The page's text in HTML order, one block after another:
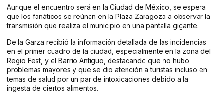
Aunque el encuentro será en la Ciudad de México, se espera
que los fanáticos se reúnan en la Plaza Zaragoza a observar la
transmisión que realiza el municipio en una pantalla gigante.
De la Garza recibió la información detallada de las incidencias
en el primer cuadro de la ciudad, especialmente en la zona del
Regio Fest, y el Barrio Antiguo, destacando que no hubo
problemas mayores y que se dio atención a turistas incluso en
temas de salud por un par de intoxicaciones debido a la
ingesta de ciertos alimentos.